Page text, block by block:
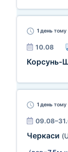
1 день тому
10.08
Корсунь-
1 день тому
Черкаси